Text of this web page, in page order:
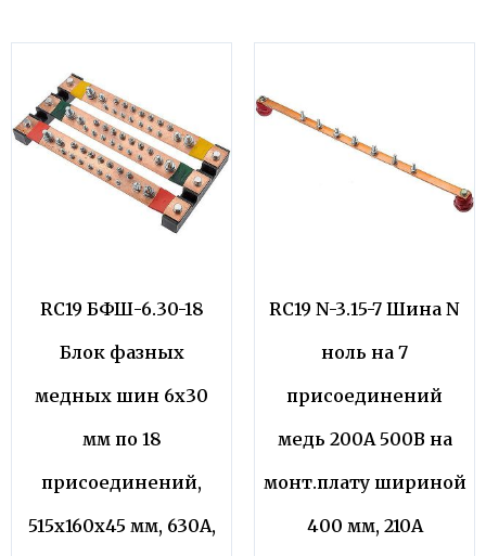
RC19 БФШ-6.30-18
Блок фазных
медных шин 6х30
мм по 18
присоединений,
515х160х45 мм, 630А,
RC19 N-3.15-7 Шина N
ноль на 7
присоединений
медь 200А 500В на
монт.плату шириной
400 мм, 210А